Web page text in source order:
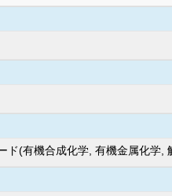
ド(有機合成化学, 有機金属化学,